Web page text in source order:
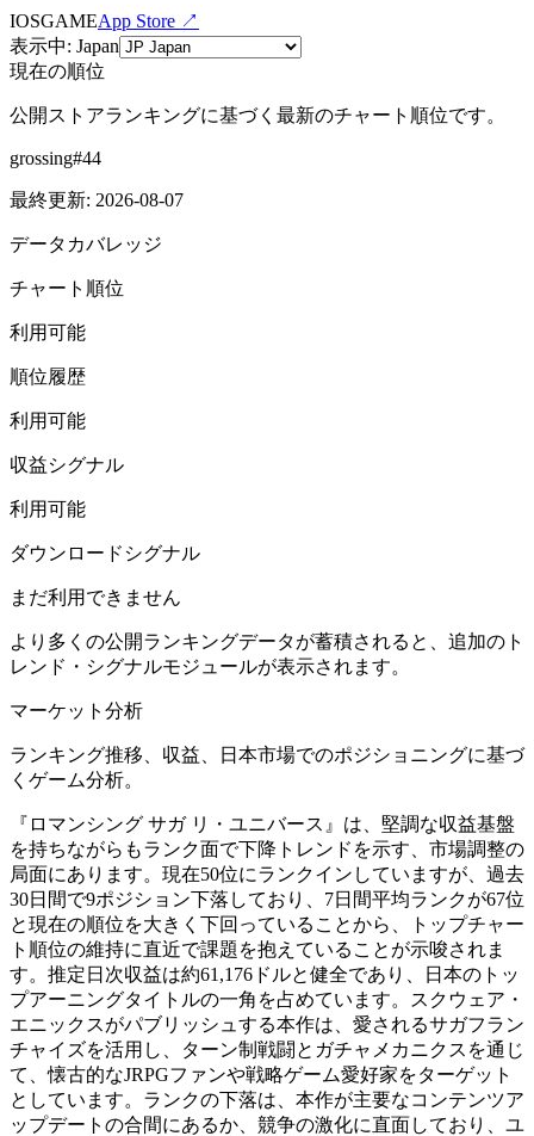
IOSGAMEApp Store ↗
表示中: Japan
現在の順位
公開ストアランキングに基づく最新のチャート順位です。
grossing#44
最終更新: 2026-08-07
データカバレッジ
チャート順位
利用可能
順位履歴
利用可能
収益シグナル
利用可能
ダウンロードシグナル
まだ利用できません
より多くの公開ランキングデータが蓄積されると、追加のト
レンド・シグナルモジュールが表示されます。
マーケット分析
ランキング推移、収益、日本市場でのポジショニングに基づ
くゲーム分析。
『ロマンシング サガ リ・ユニバース』は、堅調な収益基盤
を持ちながらもランク面で下降トレンドを示す、市場調整の
局面にあります。現在50位にランクインしていますが、過去
30日間で9ポジション下落しており、7日間平均ランクが67位
と現在の順位を大きく下回っていることから、トップチャー
ト順位の維持に直近で課題を抱えていることが示唆されま
す。推定日次収益は約61,176ドルと健全であり、日本のトッ
プアーニングタイトルの一角を占めています。スクウェア・
エニックスがパブリッシュする本作は、愛されるサガフラン
チャイズを活用し、ターン制戦闘とガチャメカニクスを通じ
て、懐古的なJRPGファンや戦略ゲーム愛好家をターゲット
としています。ランクの下落は、本作が主要なコンテンツア
ップデートの合間にあるか、競争の激化に直面しており、ユ